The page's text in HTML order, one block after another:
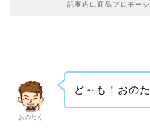
記事内に商品プロモー
おのたく
ど～も！おの